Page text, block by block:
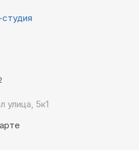
улица, 5к1